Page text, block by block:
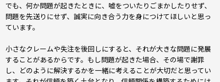
でも、何か問題が起きたときに、嘘をついたりごまかしたりせず、
問題を先送りにせず、誠実に向き合う力を身につけてほしいと思っ
ています。
小さなクレームや失注を後回しにすると、それが大きな問題に発展
することがあるからです。もし問題が起きた場合、その場で謝罪
し、どのように解決するかを一緒に考えることが大切だと思ってい